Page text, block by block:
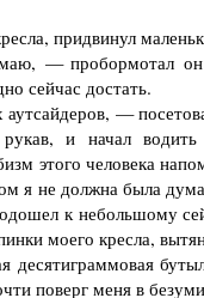
придвинул
— пробормотал он
сейчас достать.
—
и начал водить
этого человека
я не должна была
к небольшому
моего кресла,
десятиграммовая
поверг меня в